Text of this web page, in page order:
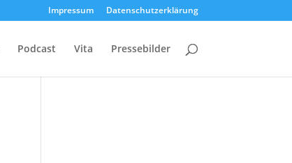
Impressum Datenschutzerklärung
Podcast Vita Pressebilder